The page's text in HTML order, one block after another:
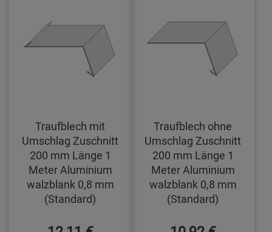
Traufblech mit
Umschlag Zuschnitt
200 mm Länge 1
Meter Aluminium
walzblank 0,8 mm
(Standard)
Traufblech ohne
Umschlag Zuschnitt
200 mm Länge 1
Meter Aluminium
walzblank 0,8 mm
(Standard)